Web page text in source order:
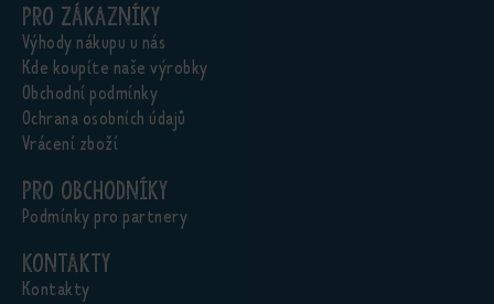
Pro zákazníky
Výhody nákupu u nás
Kde koupíte naše výrobky
Obchodní podmínky
Ochrana osobních údajů
Vrácení zboží
Pro obchodníky
Podmínky pro partnery
Kontakty
Kontakty